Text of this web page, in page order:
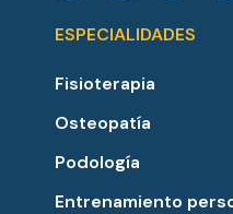
ESPECIALIDADES
Fisioterapia
Osteopatía
Podología
Entrenamiento